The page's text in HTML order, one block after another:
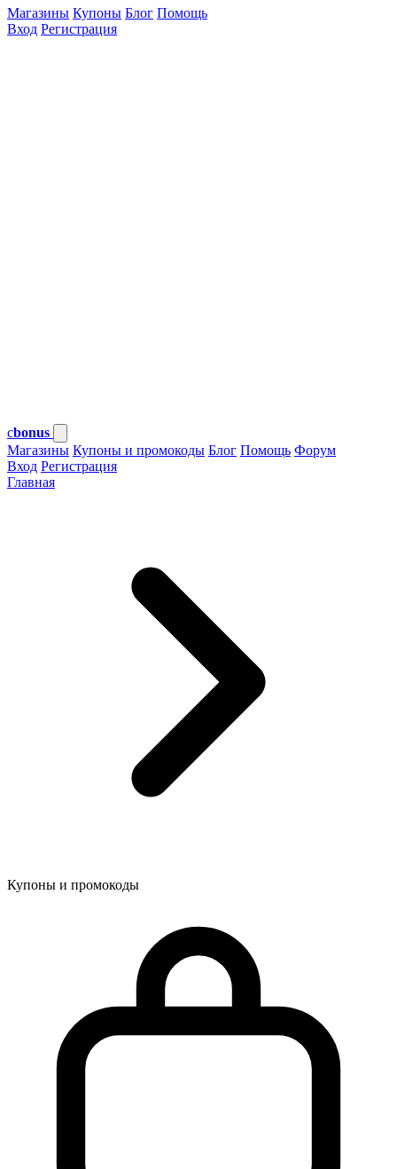
Магазины Купоны Блог Помощь
Вход Регистрация
cbonus
Магазины Купоны и промокоды Блог Помощь Форум
Вход Регистрация
Главная
Купоны и промокоды